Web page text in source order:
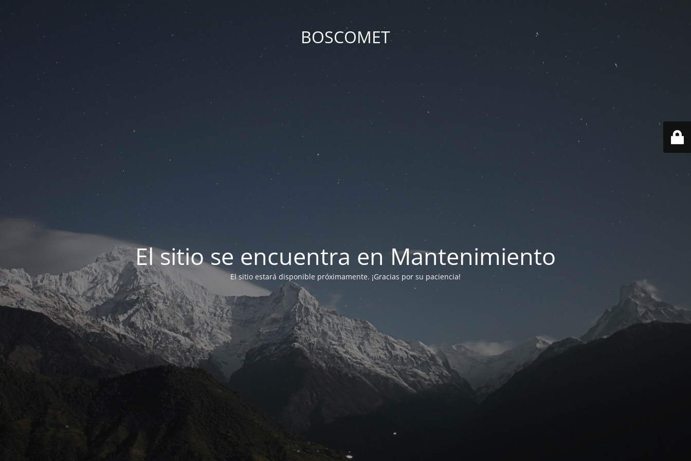
BOSCOMET
El sitio se encuentra en Mantenimiento
El sitio estará disponible próximamente. ¡Gracias por su paciencia!